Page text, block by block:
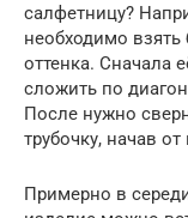
салфетницу?
необходимо взять
оттенка. Сначала
сложить по
После нужно
трубочку, начав
Примерно в